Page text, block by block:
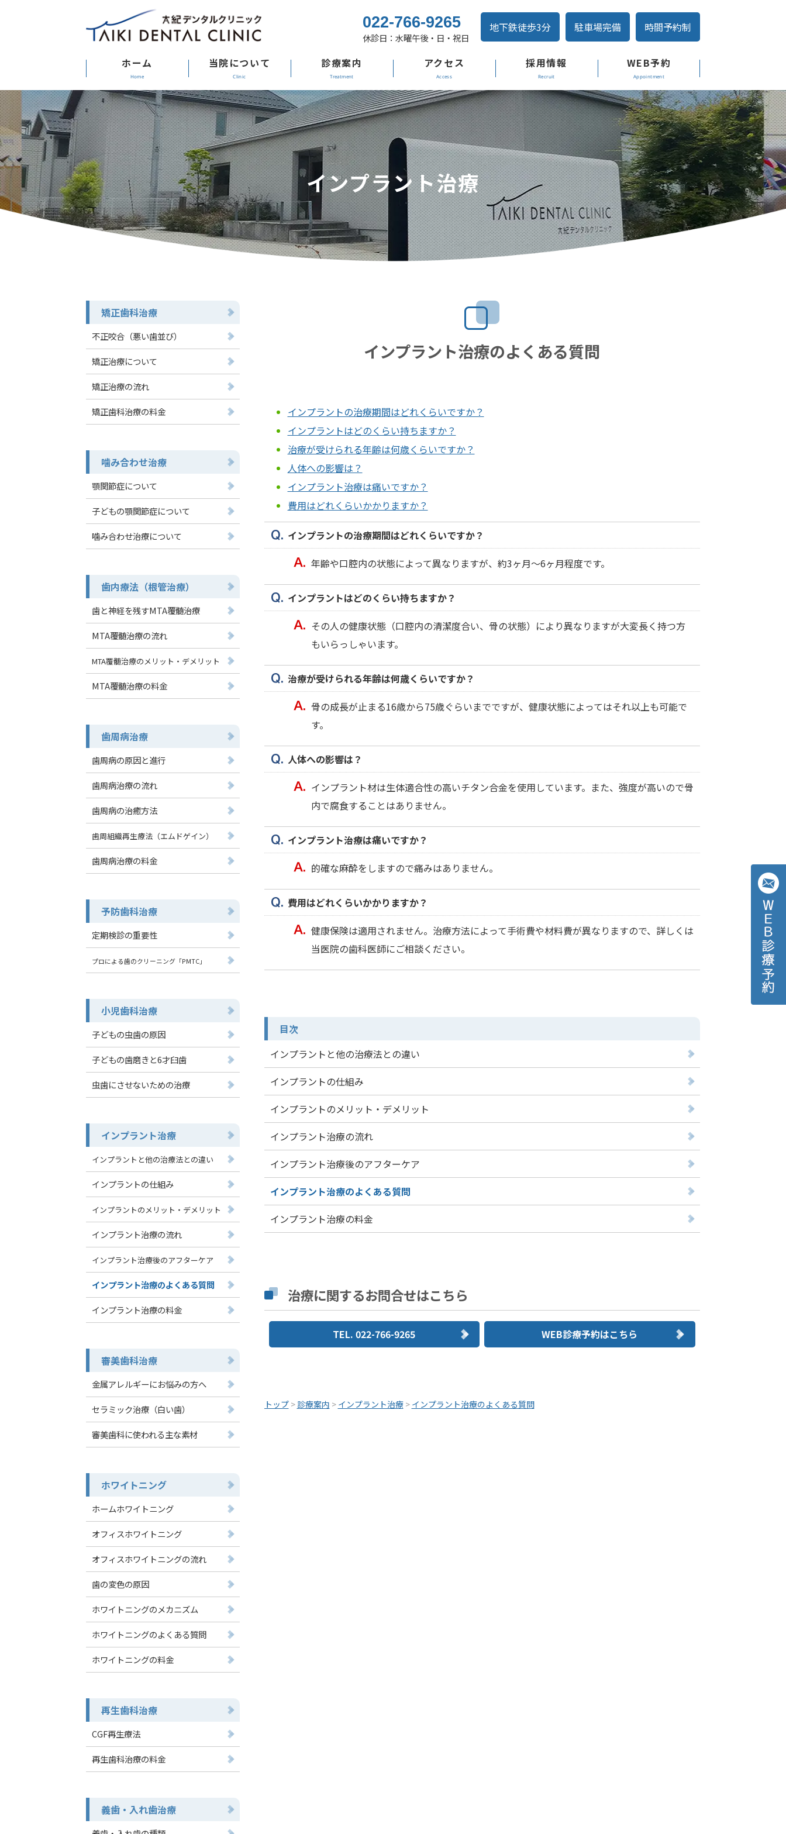
022-766-9265
休診日：水曜午後・日・祝日
地下鉄徒歩3分 駐車場完備 時間予約制
ホーム 当院について 診療案内 アクセス 採用情報 WEB予約
インプラント治療
インプラント治療のよくある質問
インプラントの治療期間はどれくらいですか？
インプラントはどのくらい持ちますか？
治療が受けられる年齢は何歳くらいですか？
人体への影響は？
インプラント治療は痛いですか？
費用はどれくらいかかりますか？
インプラントの治療期間はどれくらいですか？
年齢や口腔内の状態によって異なりますが、約3ヶ月～6ヶ月程度です。
インプラントはどのくらい持ちますか？
その人の健康状態（口腔内の清潔度合い、骨の状態）により異なりますが大変長く持つ方
もいらっしゃいます。
治療が受けられる年齢は何歳くらいですか？
骨の成長が止まる16歳から75歳ぐらいまでですが、健康状態によってはそれ以上も可能で
す。
人体への影響は？
インプラント材は生体適合性の高いチタン合金を使用しています。また、強度が高いので骨
内で腐食することはありません。
インプラント治療は痛いですか？
的確な麻酔をしますので痛みはありません。
費用はどれくらいかかりますか？
健康保険は適用されません。治療方法によって手術費や材料費が異なりますので、詳しくは
当医院の歯科医師にご相談ください。
目次
インプラントと他の治療法との違い
インプラントの仕組み
インプラントのメリット・デメリット
インプラント治療の流れ
インプラント治療後のアフターケア
インプラント治療のよくある質問
インプラント治療の料金
治療に関するお問合せはこちら
TEL. 022-766-9265 WEB診療予約はこちら
トップ > 診療案内 > インプラント治療 > インプラント治療のよくある質問
矯正歯科治療
不正咬合（悪い歯並び）
矯正治療について
矯正治療の流れ
矯正歯科治療の料金
噛み合わせ治療
顎関節症について
子どもの顎関節症について
噛み合わせ治療について
歯内療法（根管治療）
歯と神経を残すMTA覆髄治療
MTA覆髄治療の流れ
MTA覆髄治療のメリット・デメリット
MTA覆髄治療の料金
歯周病治療
歯周病の原因と進行
歯周病治療の流れ
歯周病の治癒方法
歯周組織再生療法（エムドゲイン）
歯周病治療の料金
予防歯科治療
定期検診の重要性
プロによる歯のクリーニング「PMTC」
小児歯科治療
子どもの虫歯の原因
子どもの歯磨きと6才臼歯
虫歯にさせないための治療
インプラント治療
インプラントと他の治療法との違い
インプラントの仕組み
インプラントのメリット・デメリット
インプラント治療の流れ
インプラント治療後のアフターケア
インプラント治療のよくある質問
インプラント治療の料金
審美歯科治療
金属アレルギーにお悩みの方へ
セラミック治療（白い歯）
審美歯科に使われる主な素材
ホワイトニング
ホームホワイトニング
オフィスホワイトニング
オフィスホワイトニングの流れ
歯の変色の原因
ホワイトニングのメカニズム
ホワイトニングのよくある質問
ホワイトニングの料金
再生歯科治療
CGF再生療法
再生歯科治療の料金
義歯・入れ歯治療